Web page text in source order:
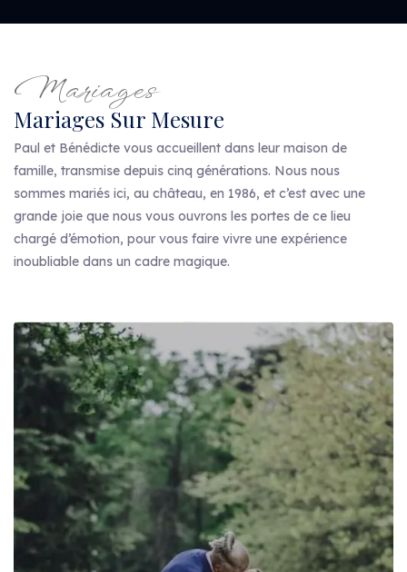
Mariages
Mariages Sur Mesure
Paul et Bénédicte vous accueillent dans leur maison de
famille, transmise depuis cinq générations. Nous nous
sommes mariés ici, au château, en 1986, et c’est avec une
grande joie que nous vous ouvrons les portes de ce lieu
chargé d’émotion, pour vous faire vivre une expérience
inoubliable dans un cadre magique.
CONTACTEZ-NOUS